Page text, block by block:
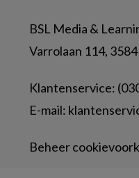
BSL Media &
Varrolaan 114,
Klantenservice:
E-mail:
Beheer